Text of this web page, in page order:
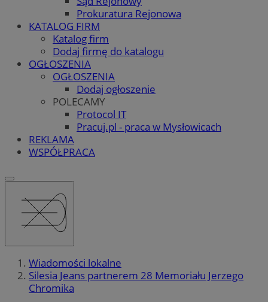
Prokuratura Rejonowa
KATALOG FIRM
Katalog firm
Dodaj firmę do katalogu
OGŁOSZENIA
OGŁOSZENIA
Dodaj ogłoszenie
POLECAMY
Protocol IT
Pracuj.pl - praca w Mysłowicach
REKLAMA
WSPÓŁPRACA
Wiadomości lokalne
Silesia Jeans partnerem 28 Memoriału Jerzego
Chromika